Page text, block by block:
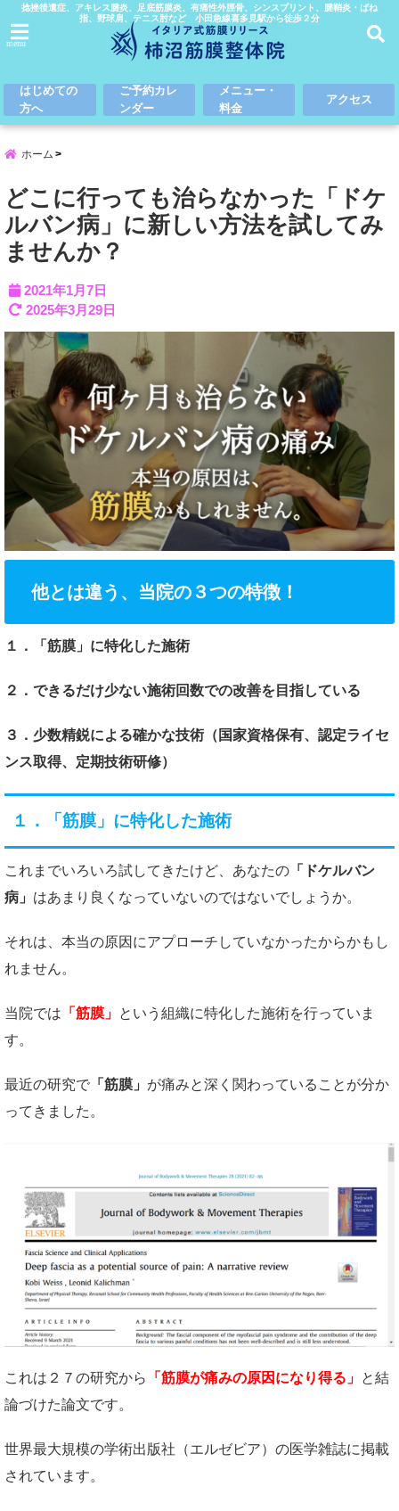
捻挫後遺症、アキレス腱炎、足底筋膜炎、有痛性外脛骨、シンスプリント、腱鞘炎・ばね
指、野球肩、テニス肘など 小田急線喜多見駅から徒歩２分
menu
はじめての
方へ
ご予約カレ
ンダー
メニュー・
料金
アクセス
ホーム
どこに行っても治らなかった「ドケ
ルバン病」に新しい方法を試してみ
ませんか？
2021年1月7日
2025年3月29日
他とは違う、当院の３つの特徴！
１．「筋膜」に特化した施術
２．できるだけ少ない施術回数での改善を目指している
３．少数精鋭による確かな技術（国家資格保有、認定ライセ
ンス取得、定期技術研修）
１．「筋膜」に特化した施術
これまでいろいろ試してきたけど、あなたの 「ドケルバン
病」 はあまり良くなっていないのではないでしょうか。
それは、本当の原因にアプローチしていなかったからかもし
れません。
当院では 「筋膜」 という組織に特化した施術を行っていま
す。
最近の研究で 「筋膜」 が痛みと深く関わっていることが分か
ってきました。
これは２７の研究から 「筋膜が痛みの原因になり得る」 と結
論づけた論文です。
世界最大規模の学術出版社（エルゼビア）の医学雑誌に掲載
されています。